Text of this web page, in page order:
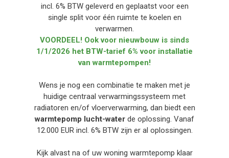
incl. 6% BTW geleverd en geplaatst voor een
single split voor één ruimte te koelen en
verwarmen.
VOORDEEL! Ook voor nieuwbouw is sinds
1/1/2026 het BTW-tarief 6% voor installatie
van warmtepompen!
Wens je nog een combinatie te maken met je
huidige centraal verwarmingssysteem met
radiatoren en/of vloerverwarming, dan biedt een
warmtepomp lucht-water de oplossing. Vanaf
12.000 EUR incl. 6% BTW zijn er al oplossingen.
Kijk alvast na of uw woning warmtepomp klaar